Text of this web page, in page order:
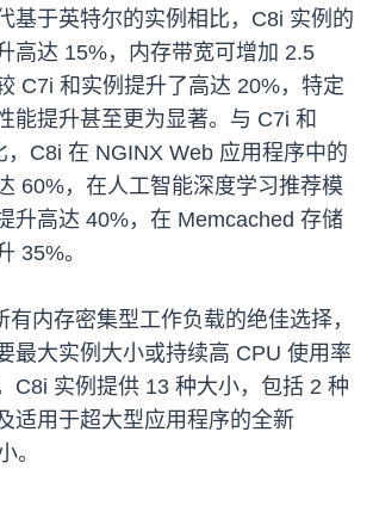
基于英特尔的实例相比，C8i 实例的
高达 15%，内存带宽可增加 2.5
C7i 和实例提升了高达 20%，特定
能提升甚至更为显著。与 C7i 和
，C8i 在 NGINX Web 应用程序中的
60%，在人工智能深度学习推荐模
升高达 40%，在 Memcached 存储
35%。
有内存密集型工作负载的绝佳选择，
最大实例大小或持续高 CPU 使用率
C8i 实例提供 13 种大小，包括 2 种
适用于超大型应用程序的全新
。